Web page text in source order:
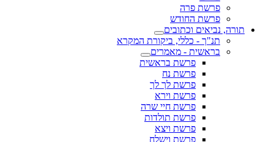
פרשת פרה
פרשת החודש
תורה, נביאים וכתובים
תנ"ך - כללי, ביקורת המקרא
בראשית - מאמרים
פרשת בראשית
פרשת נח
פרשת לך לך
פרשת וירא
פרשת חיי שרה
פרשת תולדות
פרשת ויצא
פרשת וישלח